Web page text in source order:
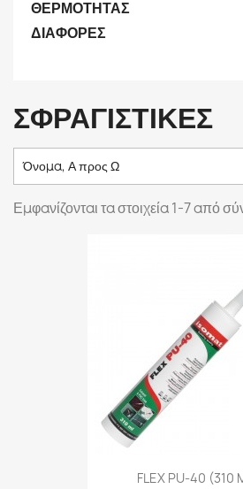
ΘΕΡΜΟΤΗΤΑΣ
ΔΙΑΦΟΡΕΣ
ΣΦΡΑΓΙΣΤΙΚΕΣ
Όνομα, Α προς Ω
Εμφανίζονται τα στοιχεία 1-7 από
FLEX PU-40 (310